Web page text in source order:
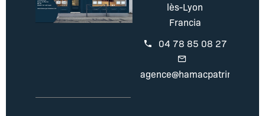
lès-Lyon
Francia
04 78 85 08 27